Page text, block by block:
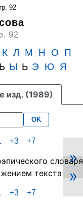
92
92
К Л М Н О
П
Ы Ь Э Ю Я
изд. (1989)
OK
+3 +7
»
»
+3 +7